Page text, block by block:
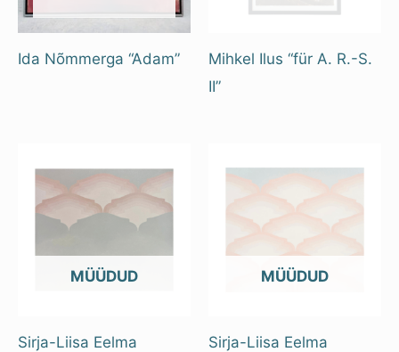
Ida Nõmmerga “Adam”
Mihkel Ilus “für A. R.-S.
II”
OUT OF STOCK
Sirja-Liisa Eelma
OUT OF STOCK
Sirja-Liisa Eelma